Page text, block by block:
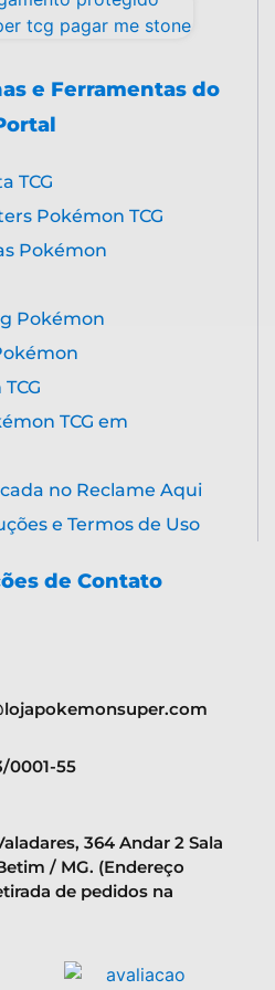
e Ferramentas do
TCG
Pokémon TCG
Pokémon
Pokémon
TCG em
no Reclame Aqui
e Termos de Uso
de Contato
0001-55
364 Andar 2 Sala
/ MG. (Endereço
de pedidos na